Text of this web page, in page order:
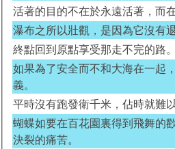
活著的目的不在於永遠活著，而
瀑布之所以壯觀，是因為它沒有退
終點回到原點享受那走不完的路。
如果為了安全而不和大海在一起
義。
平時沒有跑發衛千米，佔時就難
蝴蝶如要在百花園裏得到飛舞的
決裂的痛苦。